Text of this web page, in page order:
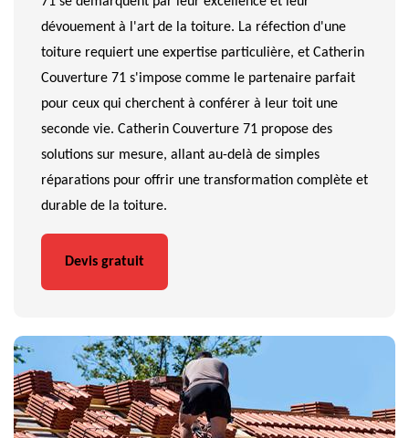
dévouement à l'art de la toiture. La réfection d'une
toiture requiert une expertise particulière, et Catherin
Couverture 71 s'impose comme le partenaire parfait
pour ceux qui cherchent à conférer à leur toit une
seconde vie. Catherin Couverture 71 propose des
solutions sur mesure, allant au-delà de simples
réparations pour offrir une transformation complète et
durable de la toiture.
Devis gratuit